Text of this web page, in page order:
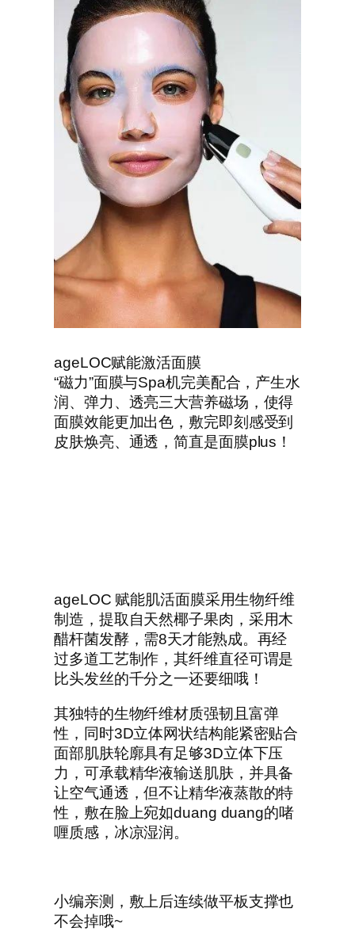
ageLOC赋能激活面膜
“磁力”面膜与Spa机完美配合，产生水
润、弹力、透亮三大营养磁场，使得
面膜效能更加出色，敷完即刻感受到
皮肤焕亮、通透，简直是面膜plus！
ageLOC 赋能肌活面膜采用生物纤维
制造，提取自天然椰子果肉，采用木
醋杆菌发酵，需8天才能熟成。再经
过多道工艺制作，其纤维直径可谓是
比头发丝的千分之一还要细哦！
其独特的生物纤维材质强韧且富弹
性，同时3D立体网状结构能紧密贴合
面部肌肤轮廓具有足够3D立体下压
力，可承载精华液输送肌肤，并具备
让空气通透，但不让精华液蒸散的特
性，敷在脸上宛如duang duang的啫
喱质感，冰凉湿润。
小编亲测，敷上后连续做平板支撑也
不会掉哦~